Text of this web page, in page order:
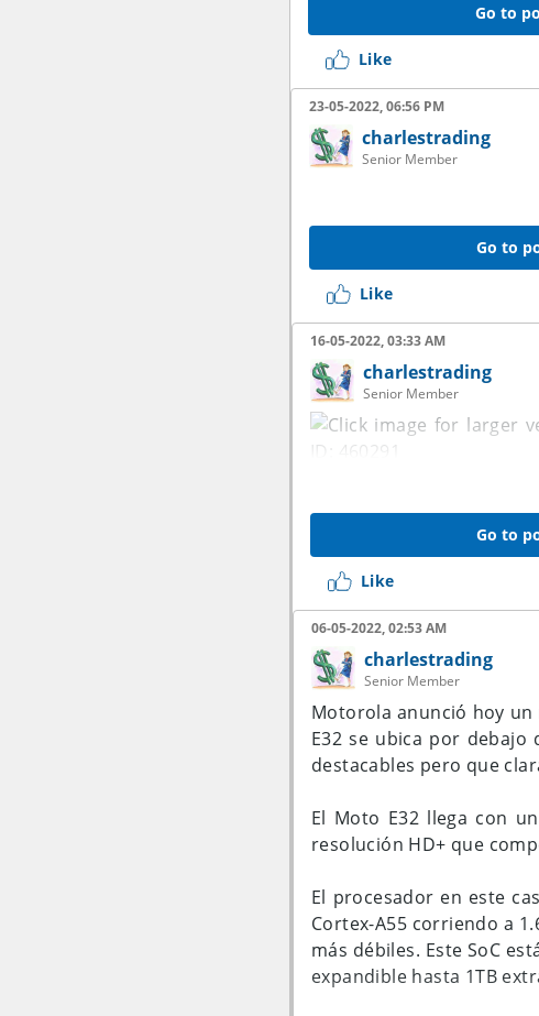
Go to
Like
23-05-2022, 06:56 PM
charlestrading
Senior Member
Go to
Like
16-05-2022, 03:33 AM
charlestrading
Senior Member
Go to
Like
06-05-2022, 02:53 AM
charlestrading
Senior Member
Motorola anunció hoy
E32 se ubica por debajo
destacables pero que
El Moto E32 llega con
resolución HD+ que
El procesador en este
Cortex-A55 corriendo a
más débiles. Este SoC
expandible hasta 1TB